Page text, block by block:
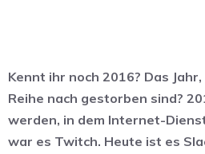
Kennt ihr noch 2016? Das
Reihe nach gestorben sind?
werden, in dem Internet-
war es Twitch. Heute ist es